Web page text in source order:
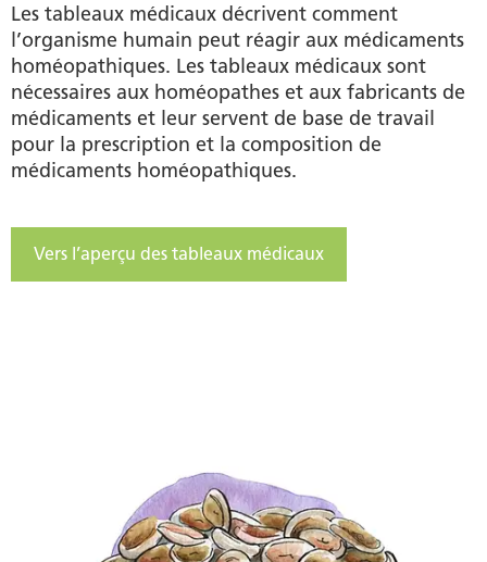
Les tableaux médicaux décrivent comment
l’organisme humain peut réagir aux médicaments
homéopathiques. Les tableaux médicaux sont
nécessaires aux homéopathes et aux fabricants de
médicaments et leur servent de base de travail
pour la prescription et la composition de
médicaments homéopathiques.
Vers l’aperçu des tableaux médicaux